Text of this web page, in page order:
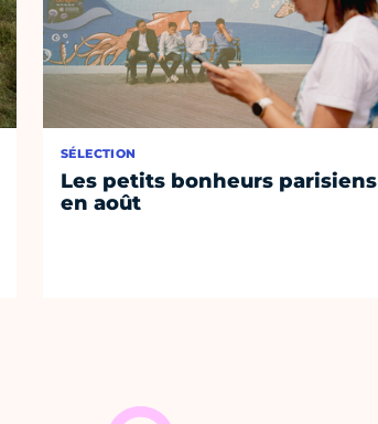
SÉLECTION
Les petits bonheurs parisiens
en août